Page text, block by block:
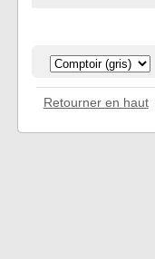
Retourner en haut